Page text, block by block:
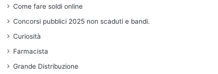
Come fare soldi online
Concorsi pubblici 2025 non scaduti e bandi.
Curiosità
Farmacista
Grande Distribuzione